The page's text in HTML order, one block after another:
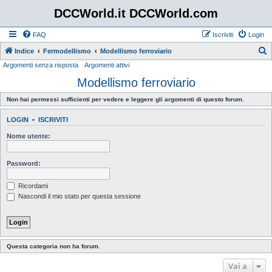
DCCWorld.it DCCWorld.com
FAQ Login
Iscriviti
Indice Fermodellismo Modellismo ferroviario
c
a
Argomenti senza risposta Argomenti attivi
Modellismo ferroviario
Non hai permessi sufficienti per vedere e leggere gli argomenti di questo forum.
LOGIN • ISCRIVITI
Nome utente:
Password:
Ricordami
Nascondi il mio stato per questa sessione
Questa categoria non ha forum.
Vai a